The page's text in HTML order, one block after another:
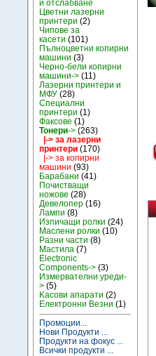
и отслабване
Цветни лазерни
принтери (2)
Чипове за
касети (101)
Пълноцветни копирни
машини (3)
Черно-бели копирни
машини-> (11)
Лазерни принтери и
МФУ (28)
Специални
принтери (1)
Факсове (1)
Тонери-> (263)
|-> за лазерни
принтери (170)
|-> за копирни
машини (93)
Барабани (41)
Почистващи
ножове (28)
Девелопер (16)
Лампи (8)
Изпичащи ролки (24)
Маслени ролки (10)
Разни части (8)
Мастила (7)
Electronic
Components-> (3)
Измервателни уреди-
> (5)
Kасови апарати (2)
Електронни Везни (1)
Промоции...
Нови Продукти ...
Продукти на фокус ...
Всички продукти ...